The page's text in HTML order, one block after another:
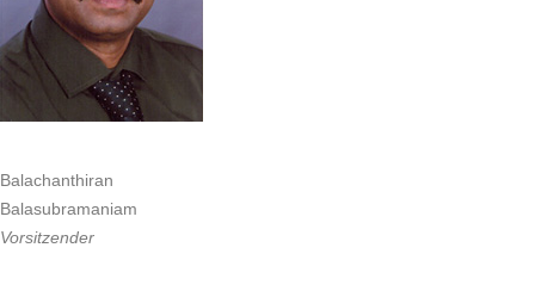
Balachanthiran
Balasubramaniam
Vorsitzender